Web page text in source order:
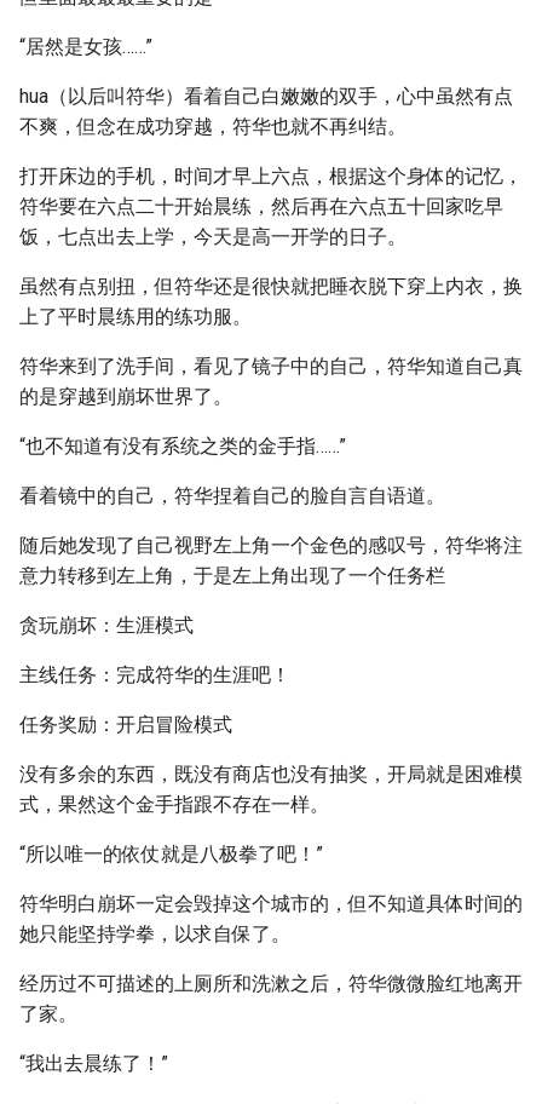
“居然是女孩……”
hua（以后叫符华）看着自己白嫩嫩的双手，心中虽然有点
不爽，但念在成功穿越，符华也就不再纠结。
打开床边的手机，时间才早上六点，根据这个身体的记忆，
符华要在六点二十开始晨练，然后再在六点五十回家吃早
饭，七点出去上学，今天是高一开学的日子。
虽然有点别扭，但符华还是很快就把睡衣脱下穿上内衣，换
上了平时晨练用的练功服。
符华来到了洗手间，看见了镜子中的自己，符华知道自己真
的是穿越到崩坏世界了。
“也不知道有没有系统之类的金手指……”
看着镜中的自己，符华捏着自己的脸自言自语道。
随后她发现了自己视野左上角一个金色的感叹号，符华将注
意力转移到左上角，于是左上角出现了一个任务栏
贪玩崩坏：生涯模式
主线任务：完成符华的生涯吧！
任务奖励：开启冒险模式
没有多余的东西，既没有商店也没有抽奖，开局就是困难模
式，果然这个金手指跟不存在一样。
“所以唯一的依仗就是八极拳了吧！”
符华明白崩坏一定会毁掉这个城市的，但不知道具体时间的
她只能坚持学拳，以求自保了。
经历过不可描述的上厕所和洗漱之后，符华微微脸红地离开
了家。
“我出去晨练了！”